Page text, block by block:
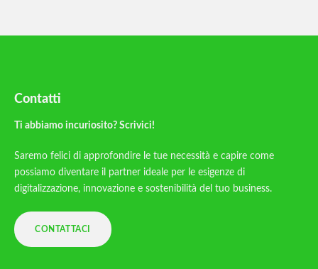
Contatti
Ti abbiamo incuriosito? Scrivici!
Saremo felici di approfondire le tue necessità e capire come
possiamo diventare il partner ideale per le esigenze di
digitalizzazione, innovazione e sostenibilità del tuo business.
CONTATTACI